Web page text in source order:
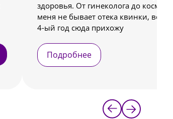
здоровья. От гинеколога до
меня не бывает отека квинки,
4-ый год сюда прихожу
Подробнее